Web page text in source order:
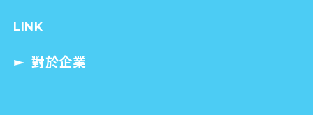
LINK
對於企業